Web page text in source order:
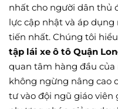
nhất cho người dân thủ
lực cập nhật và áp
tiến nhất. Chúng tôi
tập lái xe ô tô Quận
quan tâm hàng đầu của
không ngừng nâng cao
tư vào đội ngũ giáo